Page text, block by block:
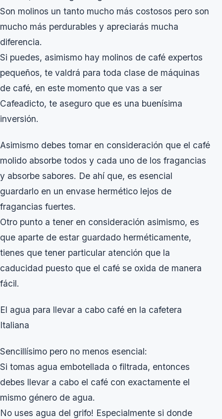
Son molinos un tanto mucho más costosos pero son
mucho más perdurables y apreciarás mucha
diferencia.
Si puedes, asimismo hay molinos de café expertos
pequeños, te valdrá para toda clase de máquinas
de café, en este momento que vas a ser
Cafeadicto, te aseguro que es una buenísima
inversión.
Asimismo debes tomar en consideración que el café
molido absorbe todos y cada uno de los fragancias
y absorbe sabores. De ahí que, es esencial
guardarlo en un envase hermético lejos de
fragancias fuertes.
Otro punto a tener en consideración asimismo, es
que aparte de estar guardado herméticamente,
tienes que tener particular atención que la
caducidad puesto que el café se oxida de manera
fácil.
El agua para llevar a cabo café en la cafetera
Italiana
Sencillísimo pero no menos esencial:
Si tomas agua embotellada o filtrada, entonces
debes llevar a cabo el café con exactamente el
mismo género de agua.
No uses agua del grifo! Especialmente si donde